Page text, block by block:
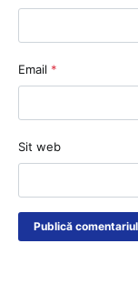
Email *
Sit web